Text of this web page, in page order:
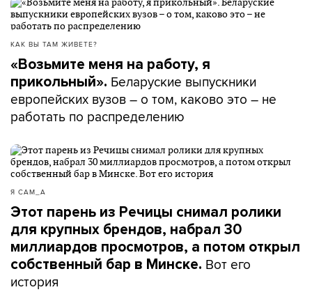
КАК ВЫ ТАМ ЖИВЕТЕ?
«Возьмите меня на работу, я
прикольный». Беларуские выпускники
европейских вузов – о том, каково это – не
работать по распределению
Я САМ_А
Этот парень из Речицы снимал ролики
для крупных брендов, набрал 30
миллиардов просмотров, а потом открыл
собственный бар в Минске. Вот его
история